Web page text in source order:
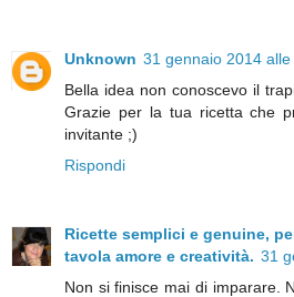
Unknown 31 gennaio 2014
Bella idea non conoscevo il
Grazie per la tua ricetta che
invitante ;)
Rispondi
Ricette semplici e genuine,
tavola amore e creatività. 31
Non si finisce mai di imparare.